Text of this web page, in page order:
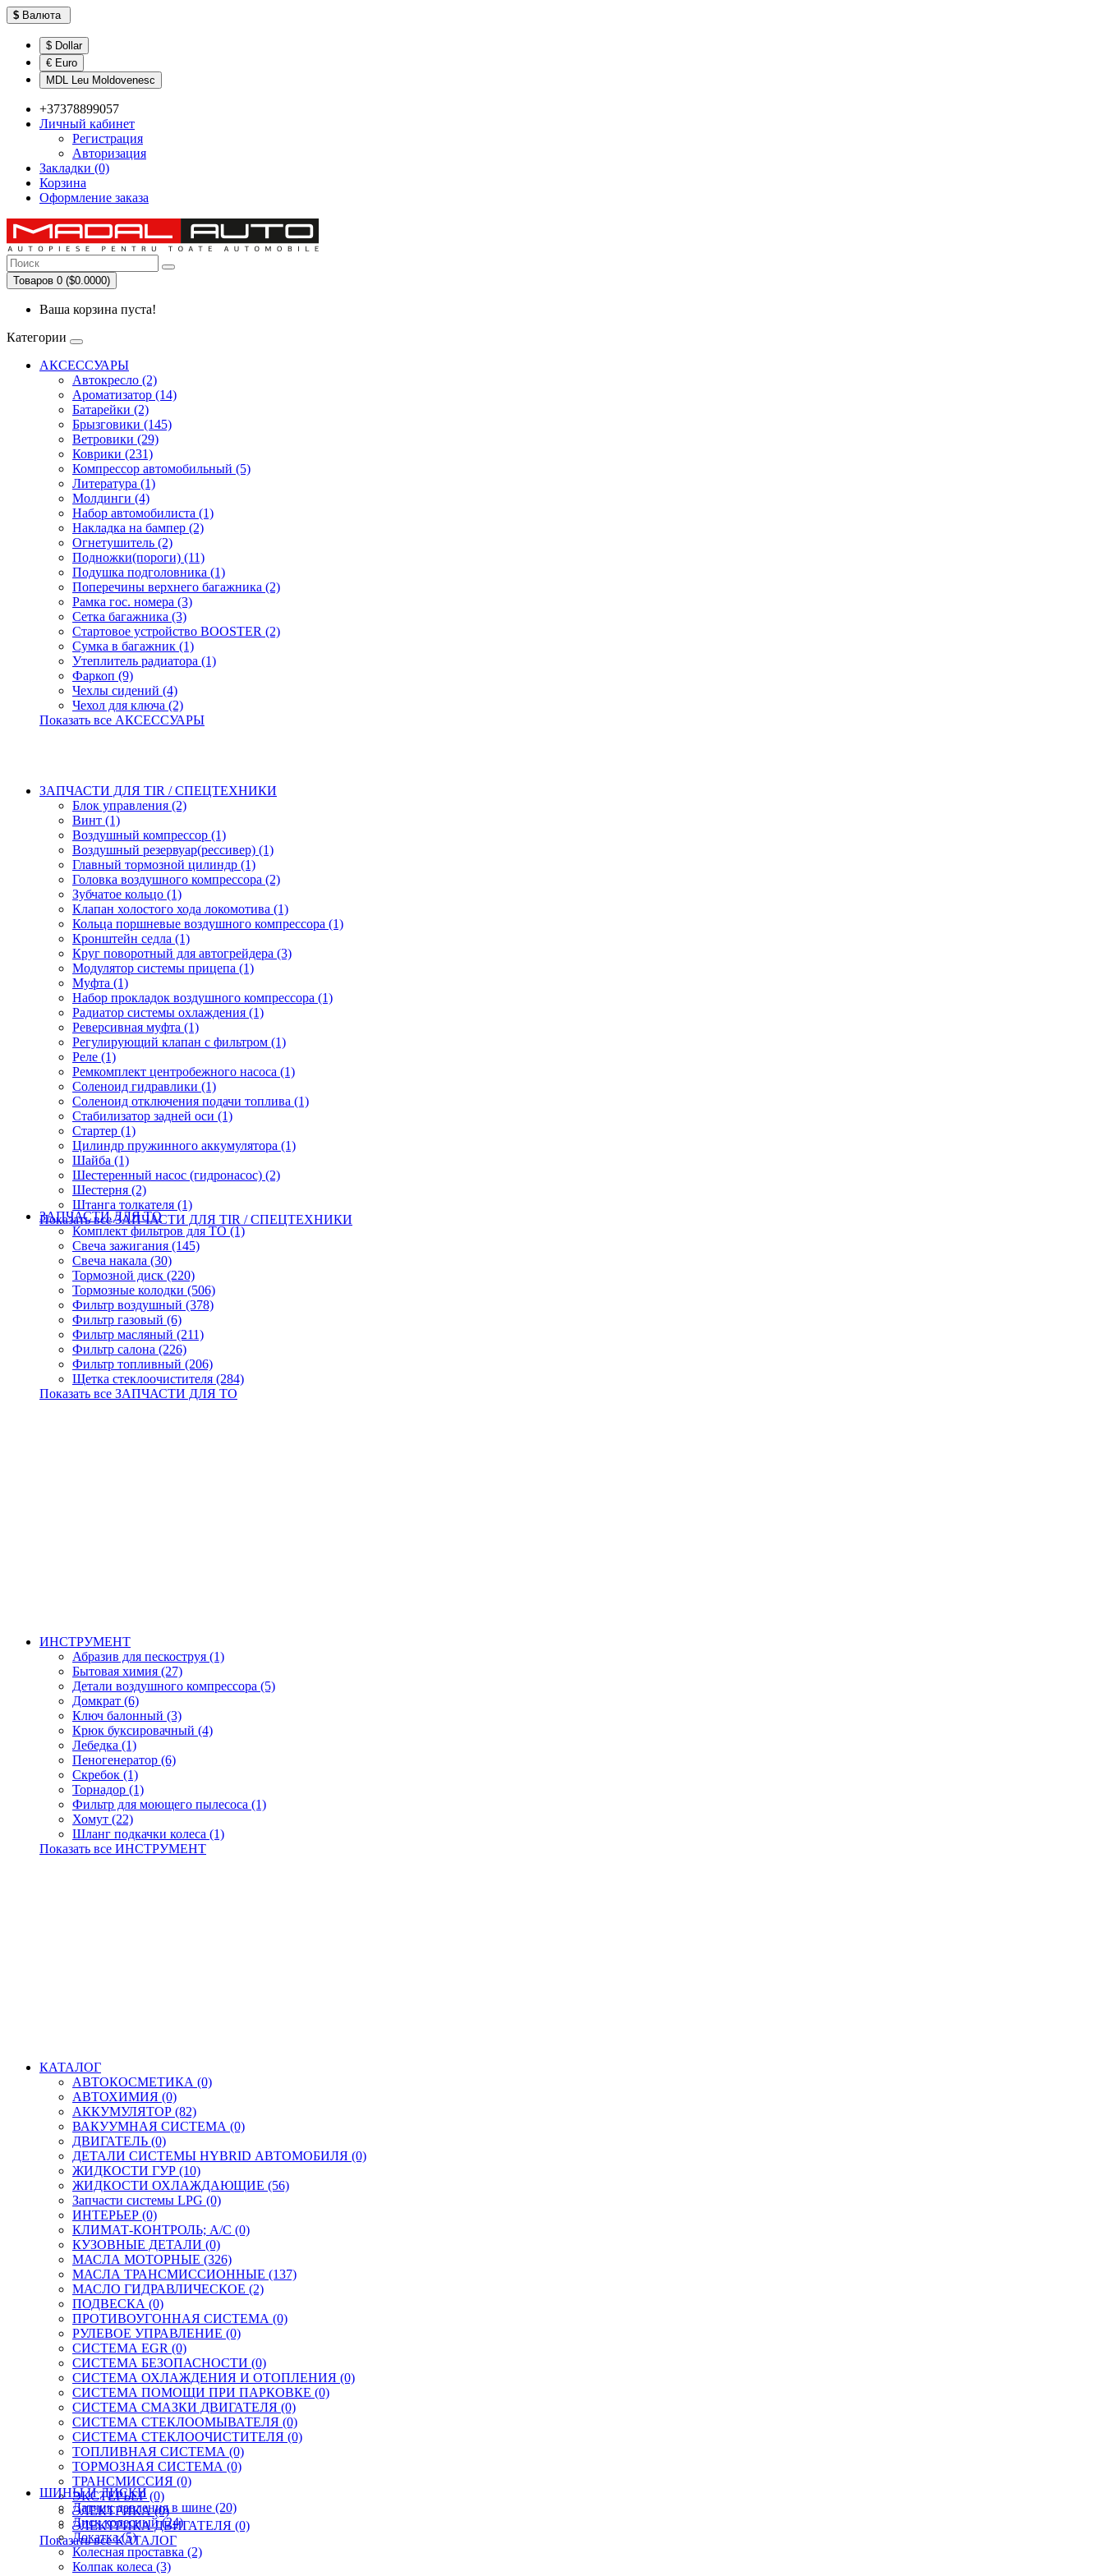
$ Валюта
$ Dollar
€ Euro
MDL Leu Moldovenesc
+37378899057
Личный кабинет
Регистрация
Авторизация
Закладки (0)
Корзина
Оформление заказа
Товаров 0 ($0.0000)
Ваша корзина пуста!
Категории
АКСЕССУАРЫ
Автокресло (2)
Ароматизатор (14)
Батарейки (2)
Брызговики (145)
Ветровики (29)
Коврики (231)
Компрессор автомобильный (5)
Литература (1)
Молдинги (4)
Набор автомобилиста (1)
Накладка на бампер (2)
Огнетушитель (2)
Подножки(пороги) (11)
Подушка подголовника (1)
Поперечины верхнего багажника (2)
Рамка гос. номера (3)
Сетка багажника (3)
Стартовое устройство BOOSTER (2)
Сумка в багажник (1)
Утеплитель радиатора (1)
Фаркоп (9)
Чехлы сидений (4)
Чехол для ключа (2)
Показать все АКСЕССУАРЫ
ЗАПЧАСТИ ДЛЯ TIR / СПЕЦТЕХНИКИ
Блок управления (2)
Винт (1)
Воздушный компрессор (1)
Воздушный резервуар(рессивер) (1)
Главный тормозной цилиндр (1)
Головка воздушного компрессора (2)
Зубчатое кольцо (1)
Клапан холостого хода локомотива (1)
Кольца поршневые воздушного компрессора (1)
Кронштейн седла (1)
Круг поворотный для автогрейдера (3)
Модулятор системы прицепа (1)
Муфта (1)
Набор прокладок воздушного компрессора (1)
Радиатор системы охлаждения (1)
Реверсивная муфта (1)
Регулирующий клапан с фильтром (1)
Реле (1)
Ремкомплект центробежного насоса (1)
Соленоид гидравлики (1)
Соленоид отключения подачи топлива (1)
Стабилизатор задней оси (1)
Стартер (1)
Цилиндр пружинного аккумулятора (1)
Шайба (1)
Шестеренный насос (гидронасос) (2)
Шестерня (2)
Штанга толкателя (1)
Показать все ЗАПЧАСТИ ДЛЯ TIR / СПЕЦТЕХНИКИ
ЗАПЧАСТИ ДЛЯ ТО
Комплект фильтров для ТО (1)
Свеча зажигания (145)
Свеча накала (30)
Тормозной диск (220)
Тормозные колодки (506)
Фильтр воздушный (378)
Фильтр газовый (6)
Фильтр масляный (211)
Фильтр салона (226)
Фильтр топливный (206)
Щетка стеклоочистителя (284)
Показать все ЗАПЧАСТИ ДЛЯ ТО
ИНСТРУМЕНТ
Абразив для пескоструя (1)
Бытовая химия (27)
Детали воздушного компрессора (5)
Домкрат (6)
Ключ балонный (3)
Крюк буксировачный (4)
Лебедка (1)
Пеногенератор (6)
Скребок (1)
Торнадор (1)
Фильтр для моющего пылесоса (1)
Хомут (22)
Шланг подкачки колеса (1)
Показать все ИНСТРУМЕНТ
КАТАЛОГ
АВТОКОСМЕТИКА (0)
АВТОХИМИЯ (0)
АККУМУЛЯТОР (82)
ВАКУУМНАЯ СИСТЕМА (0)
ДВИГАТЕЛЬ (0)
ДЕТАЛИ СИСТЕМЫ HYBRID АВТОМОБИЛЯ (0)
ЖИДКОСТИ ГУР (10)
ЖИДКОСТИ ОХЛАЖДАЮЩИЕ (56)
Запчасти системы LPG (0)
ИНТЕРЬЕР (0)
КЛИМАТ-КОНТРОЛЬ; A/C (0)
КУЗОВНЫЕ ДЕТАЛИ (0)
МАСЛА МОТОРНЫЕ (326)
МАСЛА ТРАНСМИССИОННЫЕ (137)
МАСЛО ГИДРАВЛИЧЕСКОЕ (2)
ПОДВЕСКА (0)
ПРОТИВОУГОННАЯ СИСТЕМА (0)
РУЛЕВОЕ УПРАВЛЕНИЕ (0)
СИСТЕМА EGR (0)
СИСТЕМА БЕЗОПАСНОСТИ (0)
СИСТЕМА ОХЛАЖДЕНИЯ И ОТОПЛЕНИЯ (0)
СИСТЕМА ПОМОЩИ ПРИ ПАРКОВКЕ (0)
СИСТЕМА СМАЗКИ ДВИГАТЕЛЯ (0)
СИСТЕМА СТЕКЛООМЫВАТЕЛЯ (0)
СИСТЕМА СТЕКЛООЧИСТИТЕЛЯ (0)
ТОПЛИВНАЯ СИСТЕМА (0)
ТОРМОЗНАЯ СИСТЕМА (0)
ТРАНСМИССИЯ (0)
ЭКСТЕРЬЕР (0)
ЭЛЕКТРИКА (0)
ЭЛЕКТРИКА ДВИГАТЕЛЯ (0)
Показать все КАТАЛОГ
ШИНЫ И ДИСКИ
Датчик давления в шине (20)
Диск колесный (24)
Докатка (5)
Колесная проставка (2)
Колпак колеса (3)